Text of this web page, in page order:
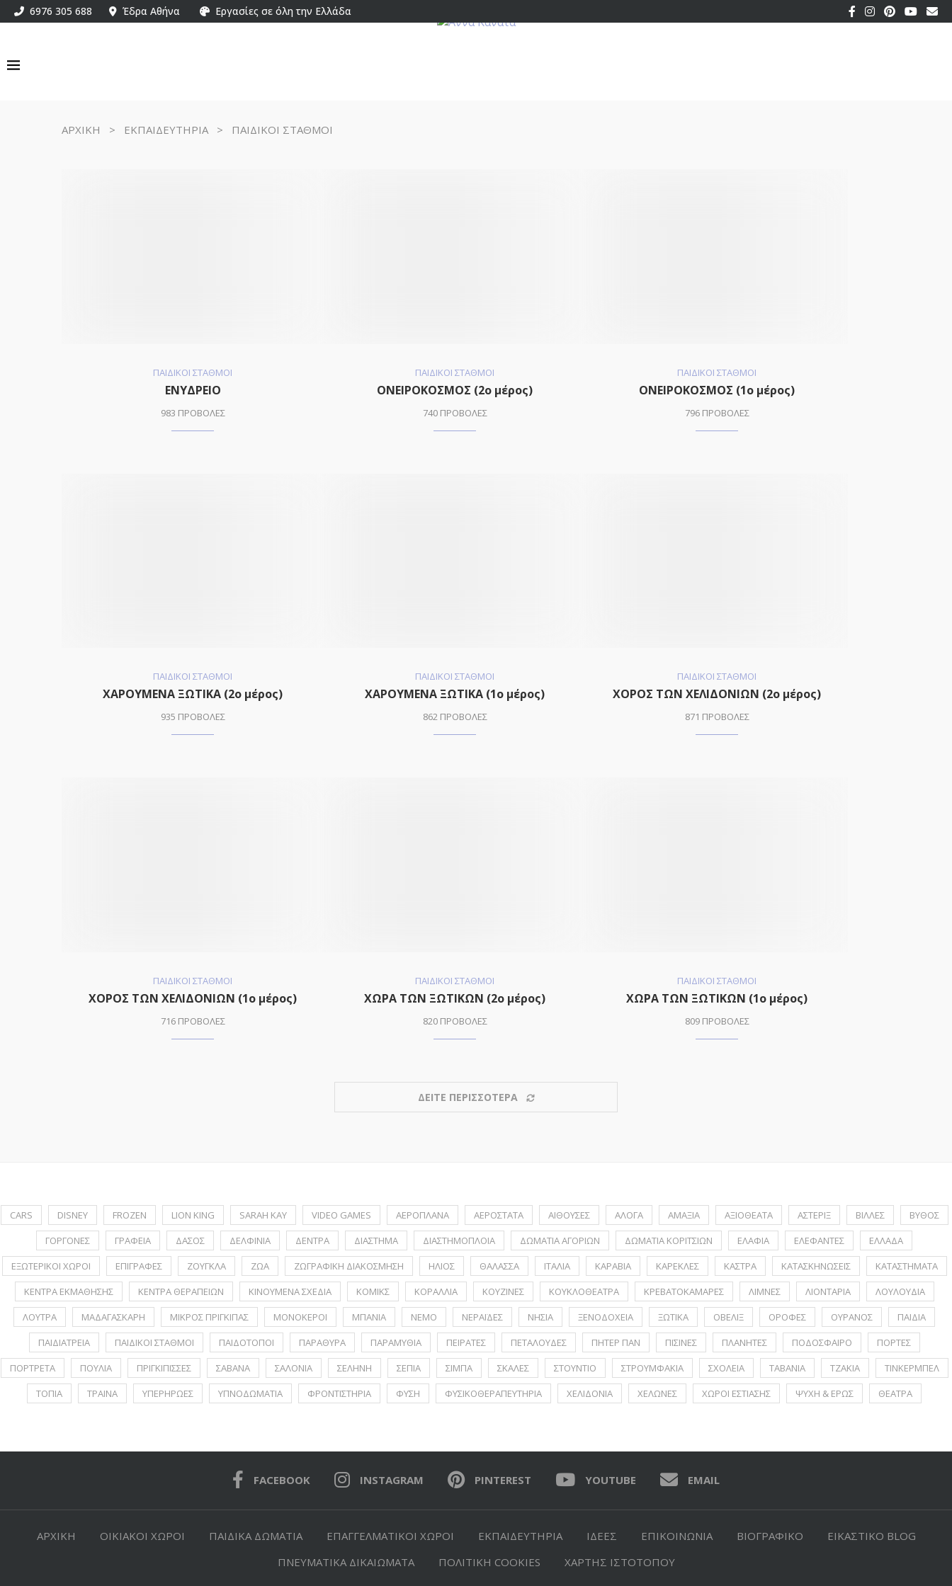
6976 305 688 Έδρα Αθήνα Εργασίες σε όλη την Ελλάδα
ΑΡΧΙΚΗ > ΕΚΠΑΙΔΕΥΤΗΡΙΑ> ΠΑΙΔΙΚΟΙ ΣΤΑΘΜΟΙ
ΠΑΙΔΙΚΟΙ ΣΤΑΘΜΟΙ
ΕΝΥΔΡΕΙΟ
983 ΠΡΟΒΟΛΕΣ
ΠΑΙΔΙΚΟΙ ΣΤΑΘΜΟΙ
ΟΝΕΙΡΟΚΟΣΜΟΣ (2o μέρος)
740 ΠΡΟΒΟΛΕΣ
ΠΑΙΔΙΚΟΙ ΣΤΑΘΜΟΙ
ΟΝΕΙΡΟΚΟΣΜΟΣ (1o μέρος)
796 ΠΡΟΒΟΛΕΣ
ΠΑΙΔΙΚΟΙ ΣΤΑΘΜΟΙ
ΧΑΡΟΥΜΕΝΑ ΞΩΤΙΚΑ (2o μέρος)
935 ΠΡΟΒΟΛΕΣ
ΠΑΙΔΙΚΟΙ ΣΤΑΘΜΟΙ
ΧΑΡΟΥΜΕΝΑ ΞΩΤΙΚΑ (1o μέρος)
862 ΠΡΟΒΟΛΕΣ
ΠΑΙΔΙΚΟΙ ΣΤΑΘΜΟΙ
ΧΟΡΟΣ ΤΩΝ ΧΕΛΙΔΟΝΙΩΝ (2o μέρος)
871 ΠΡΟΒΟΛΕΣ
ΠΑΙΔΙΚΟΙ ΣΤΑΘΜΟΙ
ΧΟΡΟΣ ΤΩΝ ΧΕΛΙΔΟΝΙΩΝ (1o μέρος)
716 ΠΡΟΒΟΛΕΣ
ΠΑΙΔΙΚΟΙ ΣΤΑΘΜΟΙ
ΧΩΡΑ ΤΩΝ ΞΩΤΙΚΩΝ (2o μέρος)
820 ΠΡΟΒΟΛΕΣ
ΠΑΙΔΙΚΟΙ ΣΤΑΘΜΟΙ
ΧΩΡΑ ΤΩΝ ΞΩΤΙΚΩΝ (1o μέρος)
809 ΠΡΟΒΟΛΕΣ
ΔΕΙΤΕ ΠΕΡΙΣΣΟΤΕΡΑ
CARS DISNEY FROZEN LION KING SARAH KAY VIDEO GAMES ΑΕΡΟΠΛΑΝΑ ΑΕΡΟΣΤΑΤΑ ΑΙΘΟΥΣΕΣ ΑΛΟΓΑ ΑΜΑΞΙΑ ΑΞΙΟΘΕΑΤΑ ΑΣΤΕΡΙΞ ΒΙΛΛΕΣ
ΒΥΘΟΣ
ΓΟΡΓΟΝΕΣ
ΓΡΑΦΕΙΑ ΔΑΣΟΣ ΔΕΛΦΙΝΙΑ ΔΕΝΤΡΑ ΔΙΑΣΤΗΜΑ ΔΙΑΣΤΗΜΟΠΛΟΙΑ ΔΩΜΑΤΙΑ ΑΓΟΡΙΩΝ ΔΩΜΑΤΙΑ ΚΟΡΙΤΣΙΩΝ ΕΛΑΦΙΑ ΕΛΕΦΑΝΤΕΣ
ΕΛΛΑΔΑ
ΕΞΩΤΕΡΙΚΟΙ ΧΩΡΟΙ
ΕΠΙΓΡΑΦΕΣ ΖΟΥΓΚΛΑ ΖΩΑ ΖΩΓΡΑΦΙΚΗ ΔΙΑΚΟΣΜΗΣΗ ΗΛΙΟΣ ΘΑΛΑΣΣΑ ΙΤΑΛΙΑ ΚΑΡΑΒΙΑ ΚΑΡΕΚΛΕΣ ΚΑΣΤΡΑ ΚΑΤΑΣΚΗΝΩΣΕΙΣ
ΚΑΤΑΣΤΗΜΑΤΑ
ΚΕΝΤΡΑ ΕΚΜΑΘΗΣΗΣ
ΚΕΝΤΡΑ ΘΕΡΑΠΕΙΩΝ ΚΙΝΟΥΜΕΝΑ ΣΧΕΔΙΑ ΚΟΜΙΚΣ ΚΟΡΑΛΛΙΑ ΚΟΥΖΙΝΕΣ ΚΟΥΚΛΟΘΕΑΤΡΑ ΚΡΕΒΑΤΟΚΑΜΑΡΕΣ ΛΙΜΝΕΣ ΛΙΟΝΤΑΡΙΑ
ΛΟΥΛΟΥΔΙΑ
ΛΟΥΤΡΑ
ΜΑΔΑΓΑΣΚΑΡΗ ΜΙΚΡΟΣ ΠΡΙΓΚΙΠΑΣ ΜΟΝΟΚΕΡΟΙ ΜΠΑΝΙΑ ΝΕΜΟ ΝΕΡΑΪΔΕΣ ΝΗΣΙΑ ΞΕΝΟΔΟΧΕΙΑ ΞΩΤΙΚΑ ΟΒΕΛΙΞ ΟΡΟΦΕΣ ΟΥΡΑΝΟΣ
ΠΑΙΔΙΑ
ΠΑΙΔΙΑΤΡΕΙΑ
ΠΑΙΔΙΚΟΙ ΣΤΑΘΜΟΙ ΠΑΙΔΟΤΟΠΟΙ ΠΑΡΑΘΥΡΑ ΠΑΡΑΜΥΘΙΑ ΠΕΙΡΑΤΕΣ ΠΕΤΑΛΟΥΔΕΣ ΠΗΤΕΡ ΠΑΝ ΠΙΣΙΝΕΣ ΠΛΑΝΗΤΕΣ ΠΟΔΟΣΦΑΙΡΟ
ΠΟΡΤΕΣ
ΠΟΡΤΡΕΤA
ΠΟΥΛΙΑ ΠΡΙΓΚΙΠΙΣΣΕΣ ΣΑΒΑΝΑ ΣΑΛΟΝΙΑ ΣΕΛΗΝΗ ΣΕΠΙΑ ΣΙΜΠΑ ΣΚΑΛΕΣ ΣΤΟΥΝΤΙΟ ΣΤΡΟΥΜΦΑΚΙΑ ΣΧΟΛΕΙΑ ΤΑΒΑΝΙΑ ΤΖΑΚΙΑ
ΤΙΝΚΕΡΜΠΕΛ
ΤΟΠΙΑ
ΤΡΑΙΝΑ ΥΠΕΡΗΡΩΕΣ ΥΠΝΟΔΩΜΑΤΙΑ ΦΡΟΝΤΙΣΤΗΡΙΑ ΦΥΣΗ ΦΥΣΙΚΟΘΕΡΑΠΕΥΤΗΡΙΑ ΧΕΛΙΔΟΝΙΑ ΧΕΛΩΝΕΣ ΧΩΡΟΙ ΕΣΤΙΑΣΗΣ ΨΥΧΗ & ΕΡΩΣ ΘΕΑΤΡΑ
FACEBOOK INSTAGRAM PINTEREST YOUTUBE EMAIL
ΑΡΧΙΚΗ ΟΙΚΙΑΚΟΙ ΧΩΡΟΙ ΠΑΙΔΙΚΑ ΔΩΜΑΤΙΑ ΕΠΑΓΓΕΛΜΑΤΙΚΟΙ ΧΩΡΟΙ ΕΚΠΑΙΔΕΥΤΗΡΙΑ ΙΔΕΕΣ ΕΠΙΚΟΙΝΩΝΙΑ ΒΙΟΓΡΑΦΙΚΟ
ΕΙΚΑΣΤΙΚΟ BLOG
ΠΝΕΥΜΑΤΙΚΑ ΔΙΚΑΙΩΜΑΤΑ
ΠΟΛΙΤΙΚΗ COOKIES ΧΑΡΤΗΣ ΙΣΤΟΤΟΠΟΥ